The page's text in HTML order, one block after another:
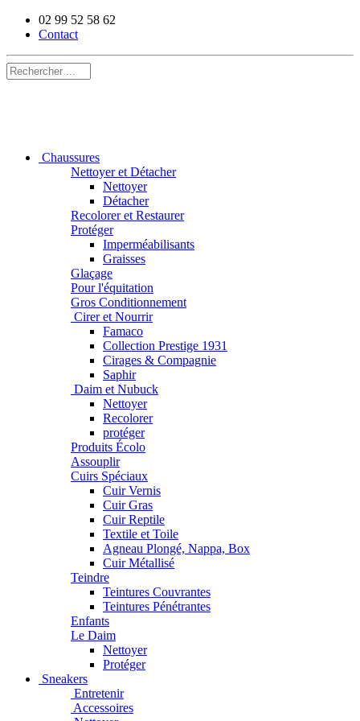
02 99 52 58 62
Contact
Chaussures
Nettoyer et Détacher
Nettoyer
Détacher
Recolorer et Restaurer
Protéger
Imperméabilisants
Graisses
Glaçage
Pour l'équitation
Gros Conditionnement
Cirer et Nourrir
Famaco
Collection Prestige 1931
Cirages & Compagnie
Saphir
Daim et Nubuck
Nettoyer
Recolorer
protéger
Produits Écolo
Assouplir
Cuirs Spéciaux
Cuir Vernis
Cuir Gras
Cuir Reptile
Textile et Toile
Agneau Plongé, Nappa, Box
Cuir Métallisé
Teindre
Teintures Couvrantes
Teintures Pénétrantes
Enfants
Le Daim
Nettoyer
Protéger
Sneakers
Entretenir
Accessoires